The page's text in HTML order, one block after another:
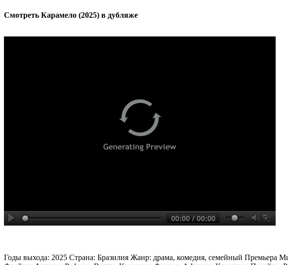
Смотреть Карамело (2025) в дубляже
Годы выхода: 2025 Страна: Бразилия Жанр: драма, комедия, семейный